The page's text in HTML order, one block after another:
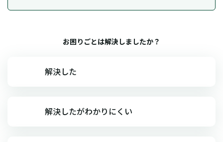
お困りごとは解決しましたか？
解決した
解決したがわかりにくい